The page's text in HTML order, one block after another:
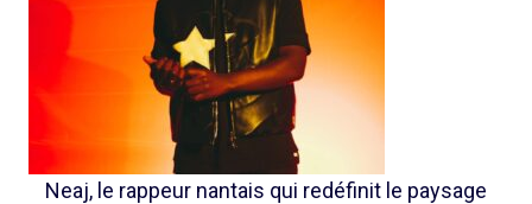
Neaj, le rappeur nantais qui redéfinit le paysage